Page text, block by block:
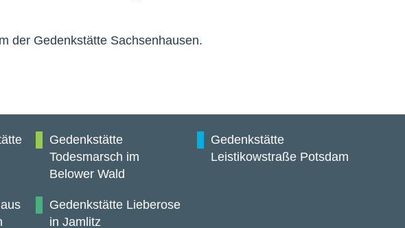
der Gedenkstätte Sachsenhausen.
Gedenkstätte
Todesmarsch im
Belower Wald
Gedenkstätte
Leistikowstraße Potsdam
Gedenkstätte Lieberose
in Jamlitz